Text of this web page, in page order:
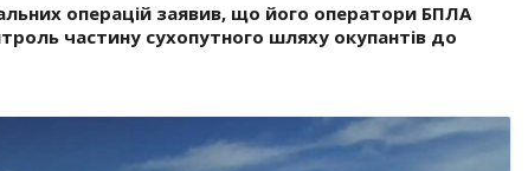
операцій заявив, що його оператори БПЛА
частину сухопутного шляху окупантів до